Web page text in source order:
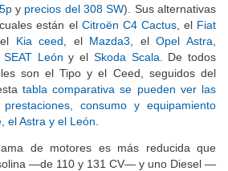
y precios del 308 SW). Sus alternativas
están el Citroën C4 Cactus, el Fiat
Kia ceed , el Mazda3 , elOpel Astra
SEAT León y el Skoda Scala . De todos
son el Tipo y el Ceed, seguidos del
tabla comparativa se pueden ver las
consumo y equipamiento
el Astra y el León
de motores es más reducida que
—de 110 y 131 CV— y uno Diesel —